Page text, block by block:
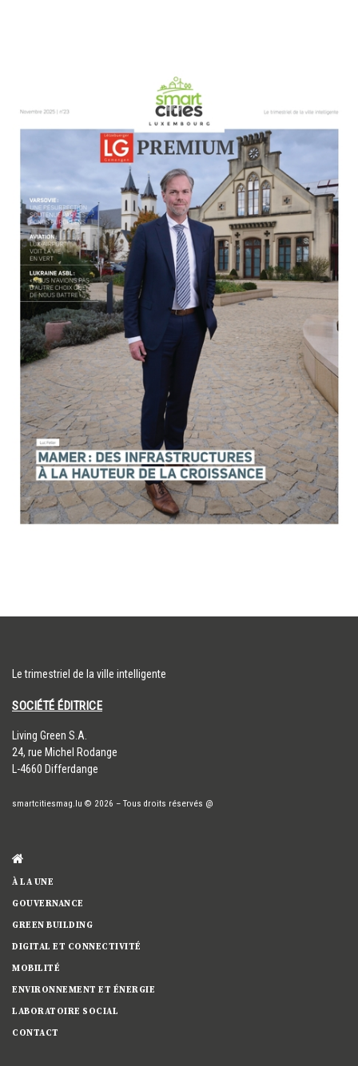
Le trimestriel de la ville intelligente
SOCIÉTÉ ÉDITRICE
​Living Green S.A.
24, rue Michel Rodange
L-4660 Differdange
smartcitiesmag.lu © 2026 – Tous droits réservés @
À LA UNE
GOUVERNANCE
GREEN BUILDING
DIGITAL ET CONNECTIVITÉ
MOBILITÉ
ENVIRONNEMENT ET ÉNERGIE
LABORATOIRE SOCIAL
CONTACT